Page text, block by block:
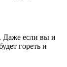
Даже если вы и
гореть и